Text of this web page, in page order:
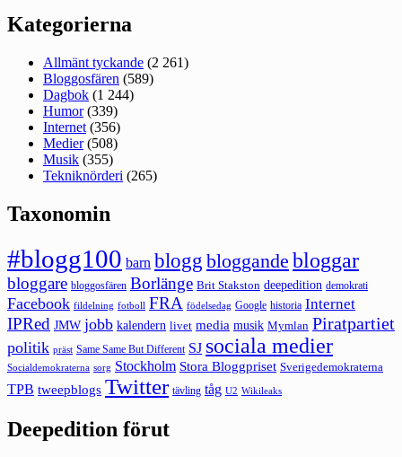
Kategorierna
Allmänt tyckande (2 261)
Bloggosfären (589)
Dagbok (1 244)
Humor(339)
Internet (356)
Medier(508)
Musik (355)
Tekniknörderi (265)
Taxonomin
#blogg100 barn blogg bloggande bloggar
bloggare bloggosfären Borlänge Brit Stakston deepedition demokrati
Facebook fildelning fotboll FRA födelsedag Google historia Internet
IPRed JMW jobb kalendern livet media musik Mymlan Piratpartiet
politik präst Same Same But Different SJ sociala medier
Socialdemokraterna sorg Stockholm Stora Bloggpriset Sverigedemokraterna
TPB tweepblogs Twitter tävling tåg U2 Wikileaks
Deepedition förut